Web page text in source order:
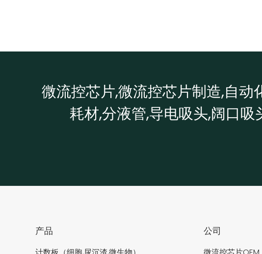
微流控芯片,微流控芯片制造,自动
耗材,分液管,导电吸头,阔口
产品 公司